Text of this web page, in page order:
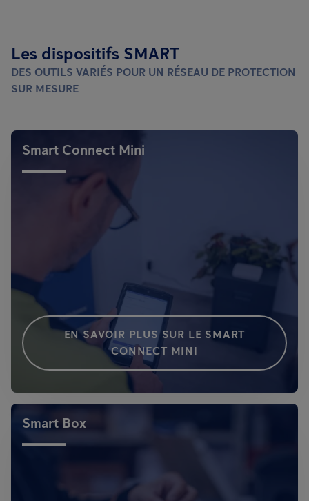
Les dispositifs SMART
DES OUTILS VARIÉS POUR UN RÉSEAU DE PROTECTION
SUR MESURE
Smart Connect Mini
EN SAVOIR PLUS SUR LE SMART
CONNECT MINI
Smart Box